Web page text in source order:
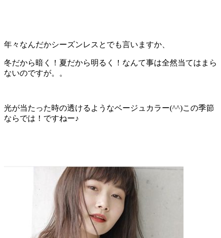
年々なんだかシーズンレスとでも言いますか、
冬だから暗く！夏だから明るく！なんて事は全然当てはまら
ないのですが。。
光が当たった時の透けるようなベージュカラー(^^)この季節
ならでは！ですねー♪